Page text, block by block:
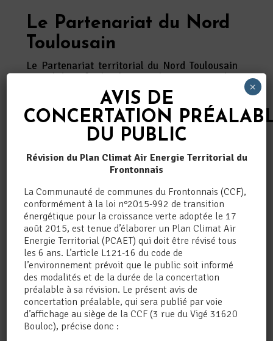
Le Partenariat du Nord
Toulousain
Le Partenariat territorial du Nord Toulousain
consolide et facilite les coopérations entre les
communautés de communes du Frontonnais,
des Hauts Tolosans et du Val’Aïgo et Toulouse
Métropole, notamment en matière de mobilité,
de développement et attractivité, d’agriculture
et alimentation, de tourisme et culture.
Lasignature de la conventiona eu lieu le 7
avril 2023 à Bouloc.
PARTENARIAT DU NORD
TOULOUSAIN
NOS PARTENAIRES
AVIS DE
CONCERTATION
DU PUBLIC
Révision du Plan Climat Air Energie Territorial du
Frontonnais
La Communauté de communes du Frontonnais (CCF),
conformément à la loi n°2015-992 de transition
énergétique pour la croissance verte adoptée le 17
août 2015, est tenue d’élaborer un Plan Climat Air
Energie Territorial (PCAET) qui doit être révisé tous
les 6 ans. L’article L121-16 du code de
l’environnement prévoit que le public soit informé
des modalités et de la durée de la concertation
préalable à sa révision. Le présent avis de
concertation préalable, qui sera publié par voie
d’affichage au siège de la CCF (3 rue du Vigé 31620
Bouloc), précise donc :
×